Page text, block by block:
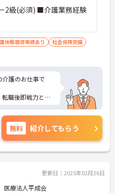
2級(必須) ■介護業務経験
休暇取得実績あり
社会保険完備
介護のお仕事で
職後即戦力とし
ライベートも充実
もおすすめでき
一通り整ってお
方にピッタリで
ビまでお問合せ下
無料 紹介してもらう
更新日：2025年03月26日
医療法人平成会